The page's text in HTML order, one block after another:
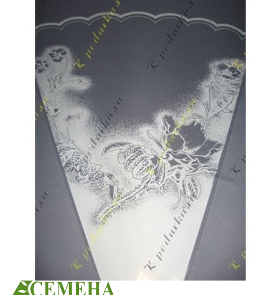
Выберите город
Обратный звонок Заказать обратный звонок
Каталог
Семена
Грунты
Газонные травы, сидераты
Горшки, рассадники, аксессуары
Посадочный материал
Садовый инструмент, инвентарь
Консервирование
Средства защиты, удобрения, добавки, химия
Обустройство сада, декор